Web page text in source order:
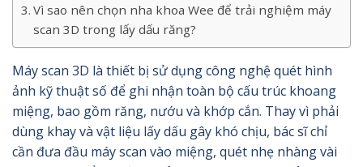
Vì sao nên chọn nha khoa Wee để trải nghiệm máy
scan 3D trong lấy dấu răng?
Máy scan 3D là thiết bị sử dụng công nghệ quét hình
ảnh kỹ thuật số để ghi nhận toàn bộ cấu trúc khoang
miệng, bao gồm răng, nướu và khớp cắn. Thay vì phải
dùng khay và vật liệu lấy dấu gây khó chịu, bác sĩ chỉ
cần đưa đầu máy scan vào miệng, quét nhẹ nhàng vài